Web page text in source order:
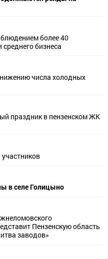
более 40
бизнеса
числа холодных
праздник в пензенском ЖК
в селе Голицыно
Пензенскую область
заводов»